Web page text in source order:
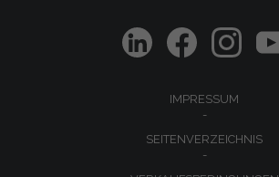
IMPRESSUM
SEITENVERZEICHNIS